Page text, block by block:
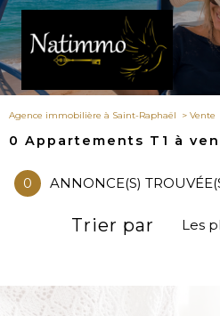
Agence immobilière à Saint-Raphaël Vente
0 Appartements T1 à
0 ANNONCE(S)
Trier par Les